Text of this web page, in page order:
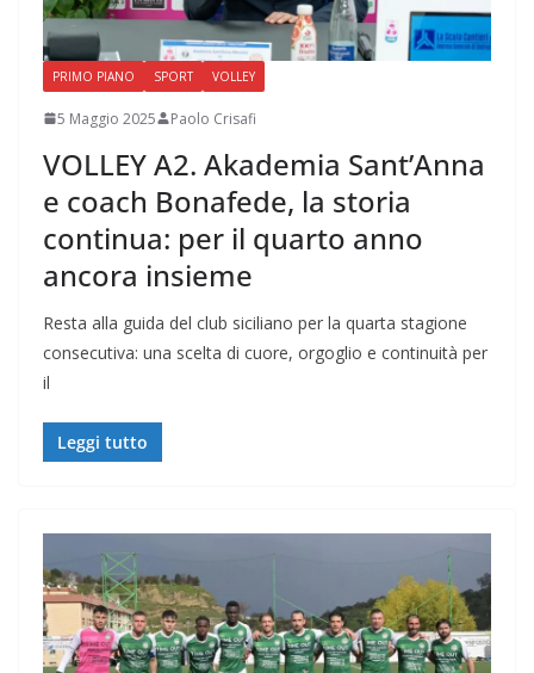
PRIMO PIANO SPORT VOLLEY
5 Maggio 2025 Paolo Crisafi
VOLLEY A2. Akademia Sant’Anna
e coach Bonafede, la storia
continua: per il quarto anno
ancora insieme
Resta alla guida del club siciliano per la quarta stagione
consecutiva: una scelta di cuore, orgoglio e continuità per
il
Leggi tutto